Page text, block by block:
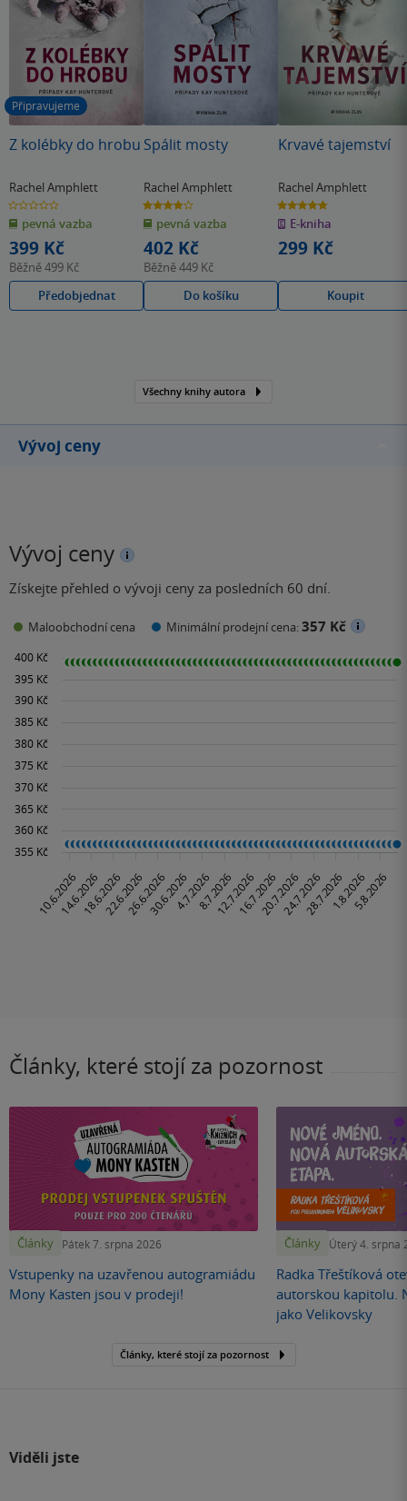
Připravujeme
Z kolébky do hrobu
Rachel Amphlett
0.0
z
5
hvězdiček
pevná vazba
399 Kč
Běžně499 Kč
Předobjednat
Spálit mosty
Rachel Amphlett
4.0
z
5
hvězdiček
pevná vazba
402 Kč
Běžně449 Kč
Do košíku
Krvavé tajemství
Rachel Amphlett
4.8
z
5
hvězdiček
E-kniha
299 Kč
Koupit
Všechny knihy autora
Vývoj ceny
Vývoj ceny
Získejte přehled o vývoji ceny za posledních 60 dní.
Maloobchodní cena Minimální prodejní cena:357 Kč
Články, které stojí za pozornost
Články Pátek 7. srpna 2026
Vstupenky na uzavřenou autogramiádu
Mony Kasten jsou v prodeji!
Články Úterý 4. srpna
Radka Třeštíková
autorskou kapitolu.
jako Velikovsky
Články, které stojí za pozornost
Viděli jste